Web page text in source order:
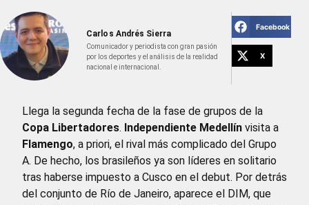
Carlos Andrés Sierra
Comunicador y periodista con gran pasión
por los deportes y el análisis de la realidad
nacional e internacional.
Facebook
X
Llega la segunda fecha de la fase de grupos de la
Copa Libertadores. Independiente Medellín visita a
Flamengo, a priori, el rival más complicado del Grupo
A. De hecho, los brasileños ya son líderes en solitario
tras haberse impuesto a Cusco en el debut. Por detrás
del conjunto de Río de Janeiro, aparece el DIM, que